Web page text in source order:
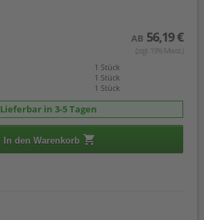
AB 56,19 €
(zzgl. 19% Mwst.)
1 Stück
1 Stück
1 Stück
Lieferbar in 3-5 Tagen
In den Warenkorb